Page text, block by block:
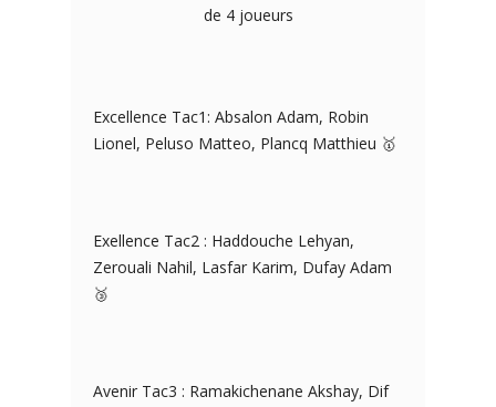
de 4 joueurs
Excellence Tac1: Absalon Adam, Robin
Lionel, Peluso Matteo, Plancq Matthieu 🥇
Exellence Tac2 : Haddouche Lehyan,
Zerouali Nahil, Lasfar Karim, Dufay Adam
🥉
Avenir Tac3 : Ramakichenane Akshay, Dif